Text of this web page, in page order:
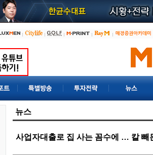
뉴스
사업자대출로 집 사는 꼼수에 … 칼 빼